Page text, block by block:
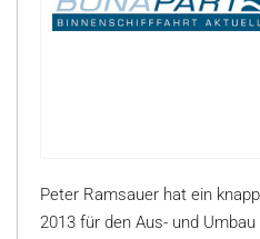
Peter Ramsauer hat ein
2013 für den Aus- und